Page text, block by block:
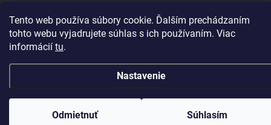
Tento web používa súbory cookie. Ďalším prechádzaním
tohto webu vyjadrujete súhlas s ich používaním. Viac
informácií tu.
Nastavenie
Odmietnuť Súhlasím
Vytvoril Shoptet